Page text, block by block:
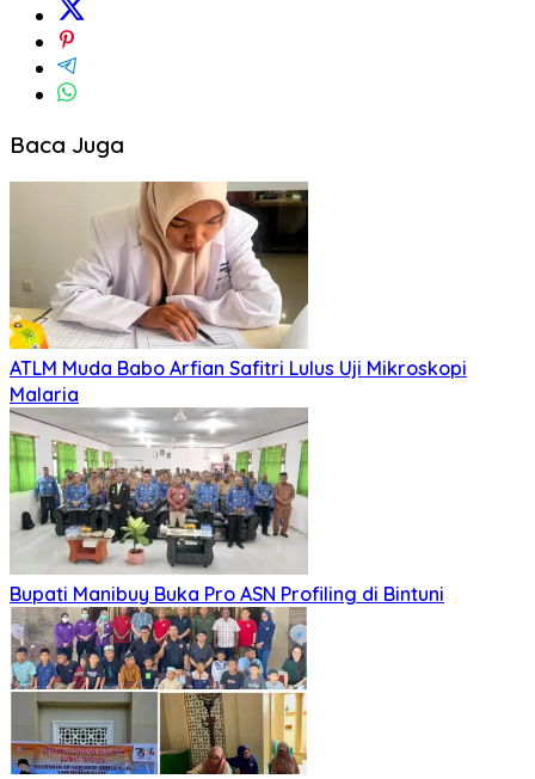
Baca Juga
ATLM Muda Babo Arfian Safitri Lulus Uji Mikroskopi
Malaria
Bupati Manibuy Buka Pro ASN Profiling di Bintuni